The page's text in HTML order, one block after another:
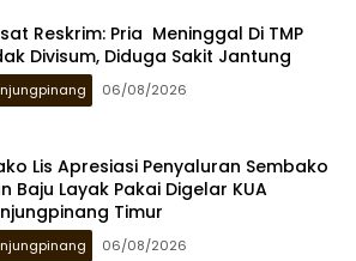
Reskrim: Pria Meninggal Di TMP
Divisum, Diduga Sakit Jantung
06/08/2026
Lis Apresiasi Penyaluran Sembako
Baju Layak Pakai Digelar KUA
Timur
06/08/2026